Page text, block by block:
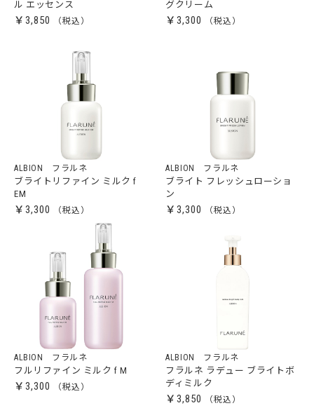
ル エッセンス
￥3,850
グクリーム
￥3,300
ALBION フラルネ
ブライトリファイン ミルク f
EM
￥3,300
ALBION フラルネ
ブライト フレッシュローショ
ン
￥3,300
ALBION フラルネ
フルリファイン ミルク f M
￥3,300
ALBION フラルネ
フラルネ ラデュー ブライトボ
ディミルク
￥3,850